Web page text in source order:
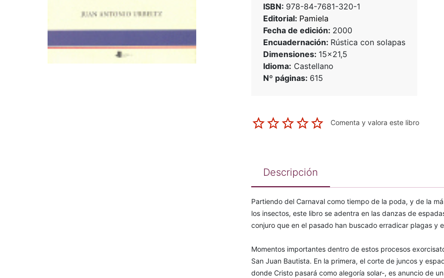
ISBN: 978-84-7681-320-1
Editorial: Pamiela
Fecha de edición: 2000
Encuadernación: Rústica con solapas
Dimensiones: 15x21,5
Idioma: Castellano
Nº páginas: 615
Comenta y valora este libro
Descripción
Partiendo del Carnaval como tiempo de la poda, y de la
los insectos, este libro se adentra en las danzas de
conjuro que en el pasado han buscado erradicar plagas y
Momentos importantes dentro de estos procesos
San Juan Bautista. En la primera, el corte de juncos y
donde Cristo pasará como alegoría solar-, es anuncio de